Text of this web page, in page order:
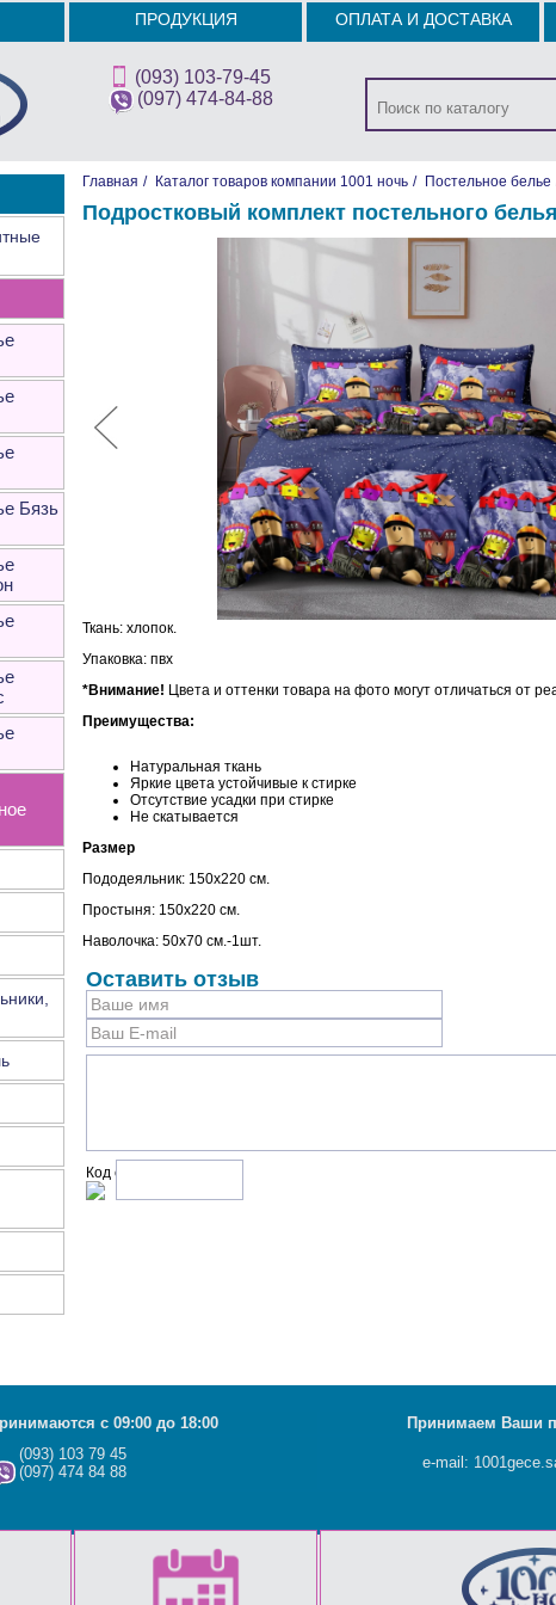
ПРОДУКЦИЯ ОПЛАТА И ДОСТАВКА
(093) 103-79-45
(097) 474-84-88
Бязь
Главная / Каталог товаров компании 1001 ночь / Постельное белье
Подростковый комплект постельного
Ткань: хлопок.
Упаковка: пвх
*Внимание! Цвета и оттенки товара на фото могут отличаться от
Преимущества:
Натуральная ткань
Яркие цвета устойчивые к стирке
Отсутствие усадки при стирке
Не скатывается
Размер
Пододеяльник: 150х220 см.
Простыня: 150х220 см.
Наволочка: 50х70 см.-1шт.
Оставить отзыв
Код с рисунка:
с 09:00 до 18:00 Принимаем Ваши
(093) 103 79 45
(097) 474 84 88
e-mail: